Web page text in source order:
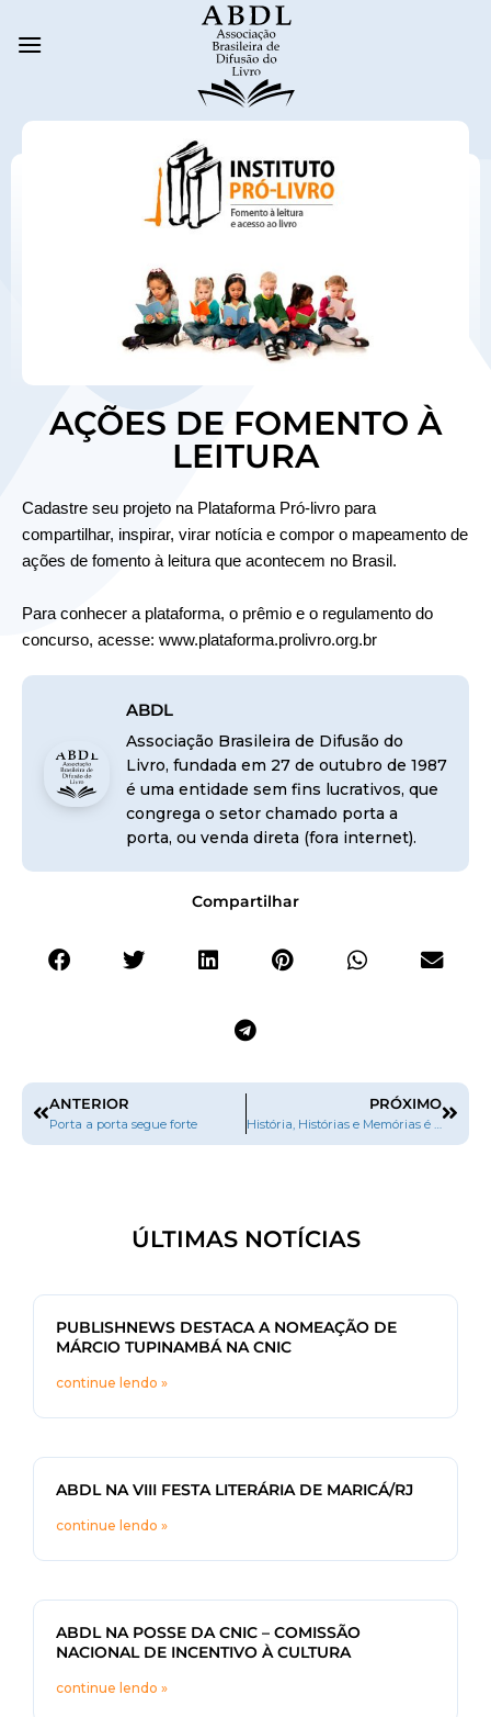
AÇÕES DE FOMENTO À
LEITURA
Cadastre seu projeto na Plataforma Pró-livro para
compartilhar, inspirar, virar notícia e compor o mapeamento de
ações de fomento à leitura que acontecem no Brasil.
Para conhecer a plataforma, o prêmio e o regulamento do
concurso, acesse: www.plataforma.prolivro.org.br
ABDL
Associação Brasileira de Difusão do
Livro, fundada em 27 de outubro de 1987
é uma entidade sem fins lucrativos, que
congrega o setor chamado porta a
porta, ou venda direta (fora internet).
Compartilhar
ANTERIOR
Porta a porta segue forte
PRÓXIMO
História, Histórias e Memórias é o tema da 3ª edição da Fenelivro
ÚLTIMAS NOTÍCIAS
PUBLISHNEWS DESTACA A NOMEAÇÃO DE
MÁRCIO TUPINAMBÁ NA CNIC
continue lendo »
ABDL NA VIII FESTA LITERÁRIA DE MARICÁ/RJ
continue lendo »
ABDL NA POSSE DA CNIC – COMISSÃO
NACIONAL DE INCENTIVO À CULTURA
continue lendo »